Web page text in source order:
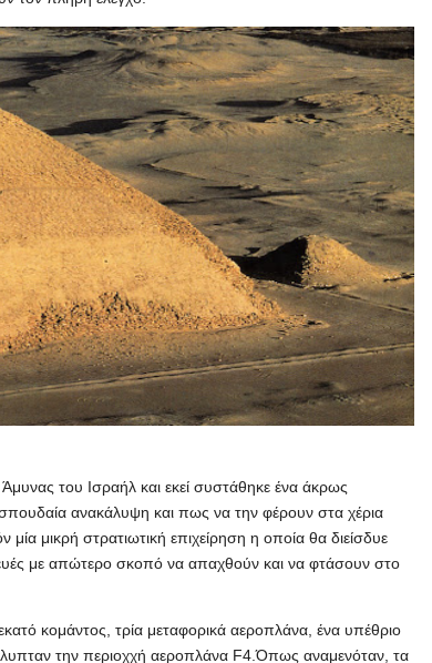
του Ισραήλ και εκεί συστάθηκε ένα άκρως
σπουδαία ανακάλυψη και πως να την φέρουν στα χέρια
μικρή στρατιωτική επιχείρηση η οποία θα διείσδυε
με απώτερο σκοπό να απαχθούν και να φτάσουν στο
κομάντος, τρία μεταφορικά αεροπλάνα, ένα υπέθριο
την περιοχχή αεροπλάνα F4.Όπως αναμενόταν, τα